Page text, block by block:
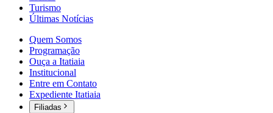
Turismo
Últimas Notícias
Quem Somos
Programação
Ouça a Itatiaia
Institucional
Entre em Contato
Expediente Itatiaia
Filiadas